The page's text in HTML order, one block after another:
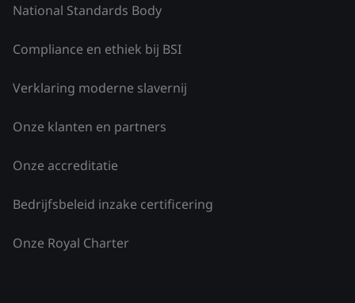
National Standards Body
Compliance en ethiek bij BSI
Verklaring moderne slavernij
Onze klanten en partners
Onze accreditatie
Bedrijfsbeleid inzake certificering
Onze Royal Charter